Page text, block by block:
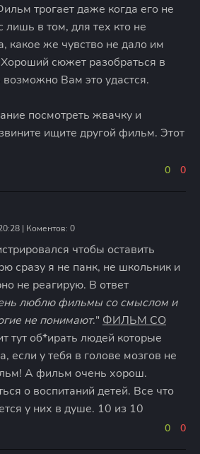
трогает даже когда его не
в том, для тех кто не
какое же чувство не дало им
сюжет разобраться в
Вам это удастся.
посмотреть жвачку и
ищите другой фильм. Этот
0 0
| Коментов: 0
чтобы оставить
сразу я не панк, не школьник и
не реагирую. В ответ
люблю фильмы со смыслом и
не понимают." ФИЛЬМ СО
тут об*ирать людей которые
если у тебя в голове мозгов не
А фильм очень хорош.
о воспитаний детей. Все что
у них в душе. 10 из 10
0 0